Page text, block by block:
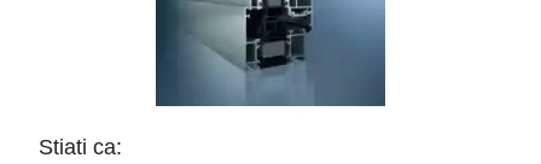
Stiati ca: